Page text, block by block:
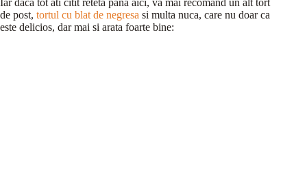
Iar daca tot ati citit reteta pana aici, va mai recomand un alt tort
de post, tortul cu blat de negresa si multa nuca, care nu doar ca
este delicios, dar mai si arata foarte bine: